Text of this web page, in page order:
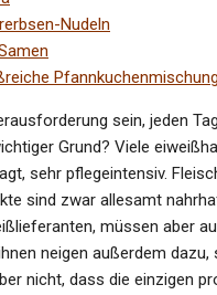
Nudeln
Pfannkuchenmischung
sein, jeden
Grund? Viele
sehr pflegeintensiv.
sind zwar allesamt
müssen aber
neigen außerdem dazu,
nicht, dass die einzigen